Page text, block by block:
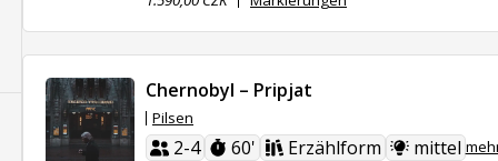
Chernobyl – Pripjat
Pilsen
2-4 60' Erzählform mittel